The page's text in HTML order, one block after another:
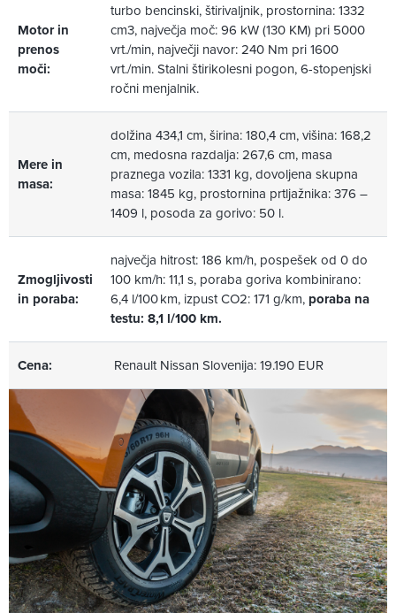
Motor in
prenos
moči:
turbo bencinski, štirivaljnik, prostornina: 1332
cm3, največja moč: 96 kW (130 KM) pri 5000
vrt./min, največji navor: 240 Nm pri 1600
vrt./min. Stalni štirikolesni pogon, 6-stopenjski
ročni menjalnik.
Mere in
masa:
dolžina 434,1 cm, širina: 180,4 cm, višina: 168,2
cm, medosna razdalja: 267,6 cm, masa
praznega vozila: 1331 kg, dovoljena skupna
masa: 1845 kg, prostornina prtljažnika: 376 –
1409 l, posoda za gorivo: 50 l.
Zmogljivosti
in poraba:
največja hitrost: 186 km/h, pospešek od 0 do
100 km/h: 11,1 s, poraba goriva kombinirano:
6,4 l/100 km, izpust CO2: 171 g/km, poraba na
testu: 8,1 l/100 km.
Cena: Renault Nissan Slovenija: 19.190 EUR